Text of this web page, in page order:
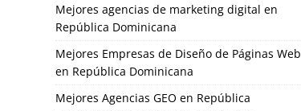
Mejores agencias de marketing digital en
República Dominicana
Mejores Empresas de Diseño de Páginas Web
en República Dominicana
Mejores Agencias GEO en República